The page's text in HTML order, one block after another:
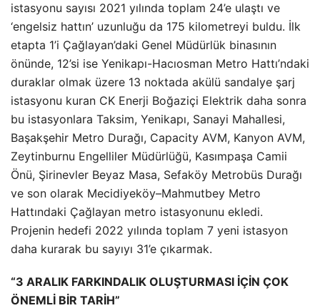
istasyonu sayısı 2021 yılında toplam 24’e ulaştı ve
‘engelsiz hattın’ uzunluğu da 175 kilometreyi buldu. İlk
etapta 1’i Çağlayan’daki Genel Müdürlük binasının
önünde, 12’si ise Yenikapı-Hacıosman Metro Hattı’ndaki
duraklar olmak üzere 13 noktada akülü sandalye şarj
istasyonu kuran CK Enerji Boğaziçi Elektrik daha sonra
bu istasyonlara Taksim, Yenikapı, Sanayi Mahallesi,
Başakşehir Metro Durağı, Capacity AVM, Kanyon AVM,
Zeytinburnu Engelliler Müdürlüğü, Kasımpaşa Camii
Önü, Şirinevler Beyaz Masa, Sefaköy Metrobüs Durağı
ve son olarak Mecidiyeköy–Mahmutbey Metro
Hattındaki Çağlayan metro istasyonunu ekledi.
Projenin hedefi 2022 yılında toplam 7 yeni istasyon
daha kurarak bu sayıyı 31’e çıkarmak.
“3 ARALIK FARKINDALIK OLUŞTURMASI İÇİN ÇOK
ÖNEMLİ BİR TARİH”